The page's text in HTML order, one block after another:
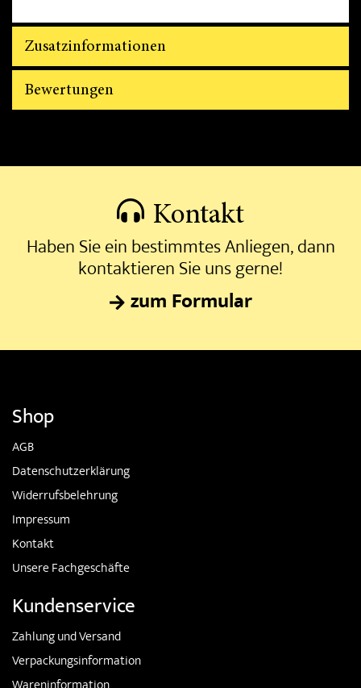
Zusatzinformationen
Bewertungen
Kontakt
Haben Sie ein bestimmtes Anliegen, dann
kontaktieren Sie uns gerne!
zum Formular
Shop
AGB
Datenschutzerklärung
Widerrufsbelehrung
Impressum
Kontakt
Unsere Fachgeschäfte
Kundenservice
Zahlung und Versand
Verpackungsinformation